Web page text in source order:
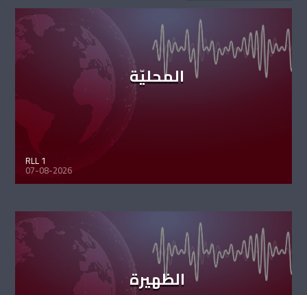
المحليّة
RLL 1
07-08-2026
الظهيرة